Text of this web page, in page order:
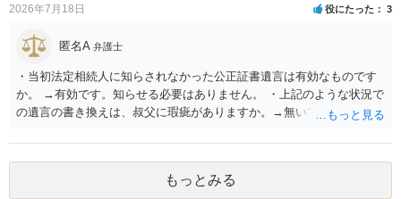
2026年7月18日 役にたった 3
匿名A 弁護士
・当初法定相続人に知らされなかった公正証書遺言は有効なものです
か。 →有効です。知らせる必要はありません。 ・上記のような状況で
の遺言の書き換えは、叔父に瑕疵がありますか。→無いです。 ・分割
ますか。 →本人が自由に決められますので、どこが妥当とは言えない
です。客観的な基準もありません。 ・できれば穏やかに、分割を拒否
することはできますか。 →分割を拒否するということは、遺産はいら
もっとみる